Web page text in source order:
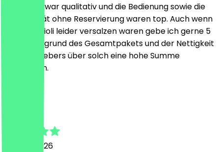
Das Essen war qualitativ und die Bedienung sowie die
Spontanität ohne Reservierung waren top. Auch wenn
meine Ravioli leider versalzen waren gebe ich gerne 5
Sterne aufgrund des Gesamtpakets und der Nettigkeit
des Gastgebers über solch eine hohe Summe
anzubieten.
10. April 2026